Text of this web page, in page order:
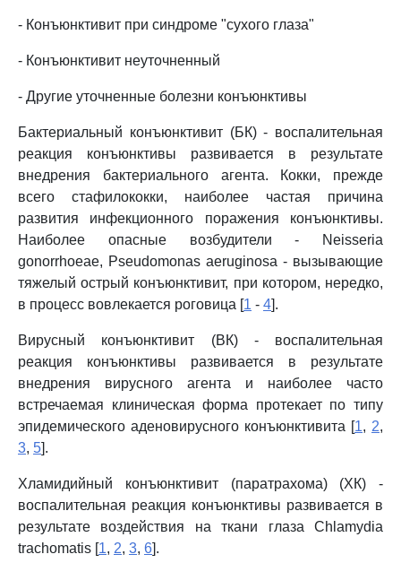
- Конъюнктивит при синдроме "сухого глаза"
- Конъюнктивит неуточненный
- Другие уточненные болезни конъюнктивы
Бактериальный конъюнктивит (БК) - воспалительная
реакция конъюнктивы развивается в результате
внедрения бактериального агента. Кокки, прежде
всего стафилококки, наиболее частая причина
развития инфекционного поражения конъюнктивы.
Наиболее опасные возбудители - Neisseria
gonorrhoeae, Pseudomonas aeruginosa - вызывающие
тяжелый острый конъюнктивит, при котором, нередко,
в процесс вовлекается роговица [1 - 4].
Вирусный конъюнктивит (ВК) - воспалительная
реакция конъюнктивы развивается в результате
внедрения вирусного агента и наиболее часто
встречаемая клиническая форма протекает по типу
эпидемического аденовирусного конъюнктивита [1, 2,
3, 5].
Хламидийный конъюнктивит (паратрахома) (ХК) -
воспалительная реакция конъюнктивы развивается в
результате воздействия на ткани глаза Chlamydia
trachomatis [1, 2, 3, 6].